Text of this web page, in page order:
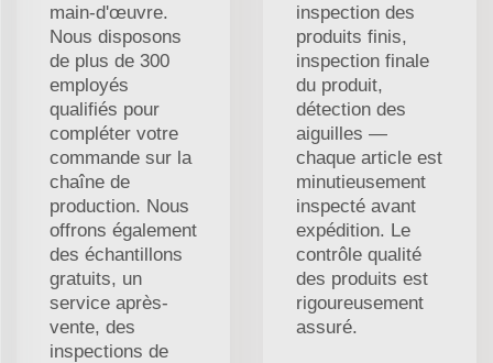
main-d'œuvre.
Nous disposons
de plus de 300
employés
qualifiés pour
compléter votre
commande sur la
chaîne de
production. Nous
offrons également
des échantillons
gratuits, un
service après-
vente, des
inspections de
inspection des
produits finis,
inspection finale
du produit,
détection des
aiguilles —
chaque article est
minutieusement
inspecté avant
expédition. Le
contrôle qualité
des produits est
rigoureusement
assuré.